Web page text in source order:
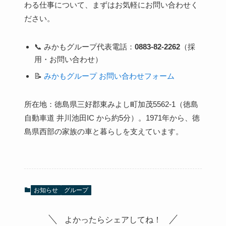
わる仕事について、まずはお気軽にお問い合わせく
ださい。
📞 みかもグループ代表電話： 0883-82-2262 （採
用・お問い合わせ）
📝 みかもグループ お問い合わせフォーム
所在地：徳島県三好郡東みよし町加茂5562-1（徳島
自動車道 井川池田IC から約5分）。1971年から、徳
島県西部の家族の車と暮らしを支えています。
お知らせ グループ
よかったらシェアしてね！